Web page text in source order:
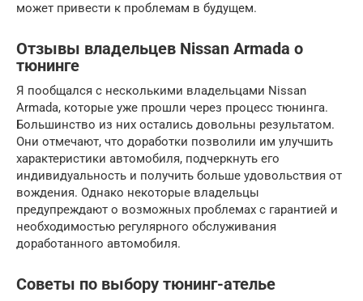
может привести к проблемам в будущем.
Отзывы владельцев Nissan Armada о
тюнинге
Я пообщался с несколькими владельцами Nissan
Armada, которые уже прошли через процесс тюнинга.
Большинство из них остались довольны результатом.
Они отмечают, что доработки позволили им улучшить
характеристики автомобиля, подчеркнуть его
индивидуальность и получить больше удовольствия от
вождения. Однако некоторые владельцы
предупреждают о возможных проблемах с гарантией и
необходимостью регулярного обслуживания
доработанного автомобиля.
Советы по выбору тюнинг-ателье